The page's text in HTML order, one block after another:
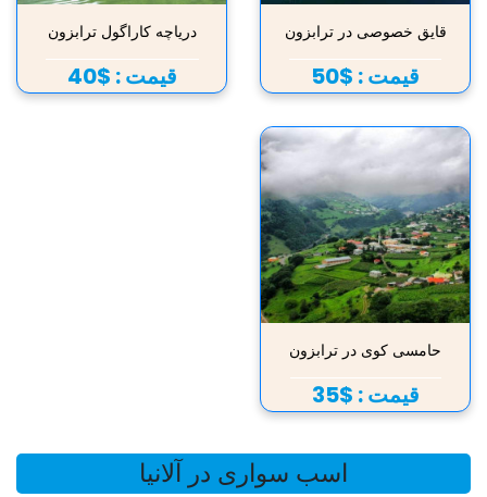
قایق خصوصی در ترابزون
قیمت : $50
دریاچه کاراگول ترابزون
قیمت : $40
حامسی کوی در ترابزون
قیمت : $35
اسب سواری در آلانیا